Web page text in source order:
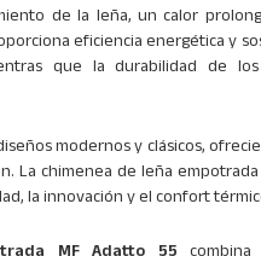
de la leña, un calor
eficiencia energética y
que la durabilidad de
modernos y clásicos,
La chimenea de leña
la innovación y el confort
MF Adatto 55 combina